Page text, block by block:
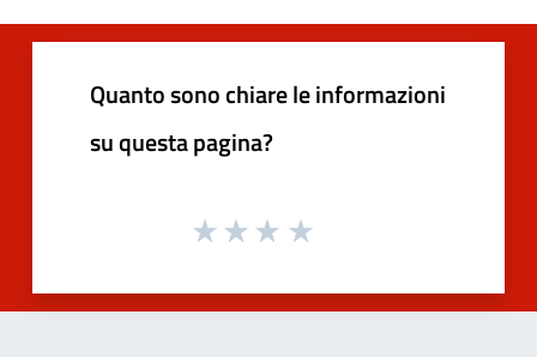
Quanto sono chiare le informazioni
su questa pagina?